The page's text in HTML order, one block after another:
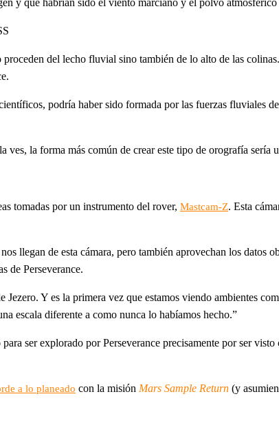
del lecho fluvial sino también de lo alto de las
podría haber sido formada por las fuerzas fluviales
ves, la forma más común de crear este tipo de orografía sería
tomadas por un instrumento del rover, Mastcam-Z. Esta
llegan de esta cámara, pero también aprovechan los
de Perseverance.
Y es la primera vez que estamos viendo ambientes
escala diferente a como nunca lo habíamos hecho.”
ser explorado por Perseverance precisamente por ser
a lo planeado con la misión Mars Sample Return (y